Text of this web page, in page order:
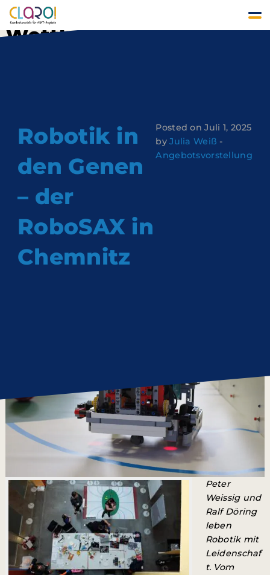
Schlagwort:
Wettbewerb
Robotik in
den Genen
– der
RoboSAX in
Chemnitz
Posted on Juli 1, 2025
byJulia Weiß -
Angebotsvorstellung
Peter
Weissig und
Ralf Döring
leben
Robotik mit
Leidenschaf
t. Vom